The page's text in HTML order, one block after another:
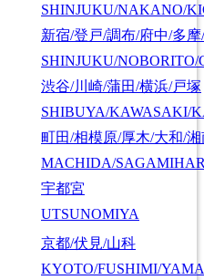
SHINJUKU/NAKANO/
新宿/登戸/調布/府中/多
SHINJUKU/
渋谷/川崎/蒲田/横浜/戸塚
SHIBUYA/KAWASAKI/
町田/相模原/厚木/大和/湘
MACHIDA/
宇都宮
UTSUNOMIYA
京都/伏見/山科
KYOTO/FUSHIMI/